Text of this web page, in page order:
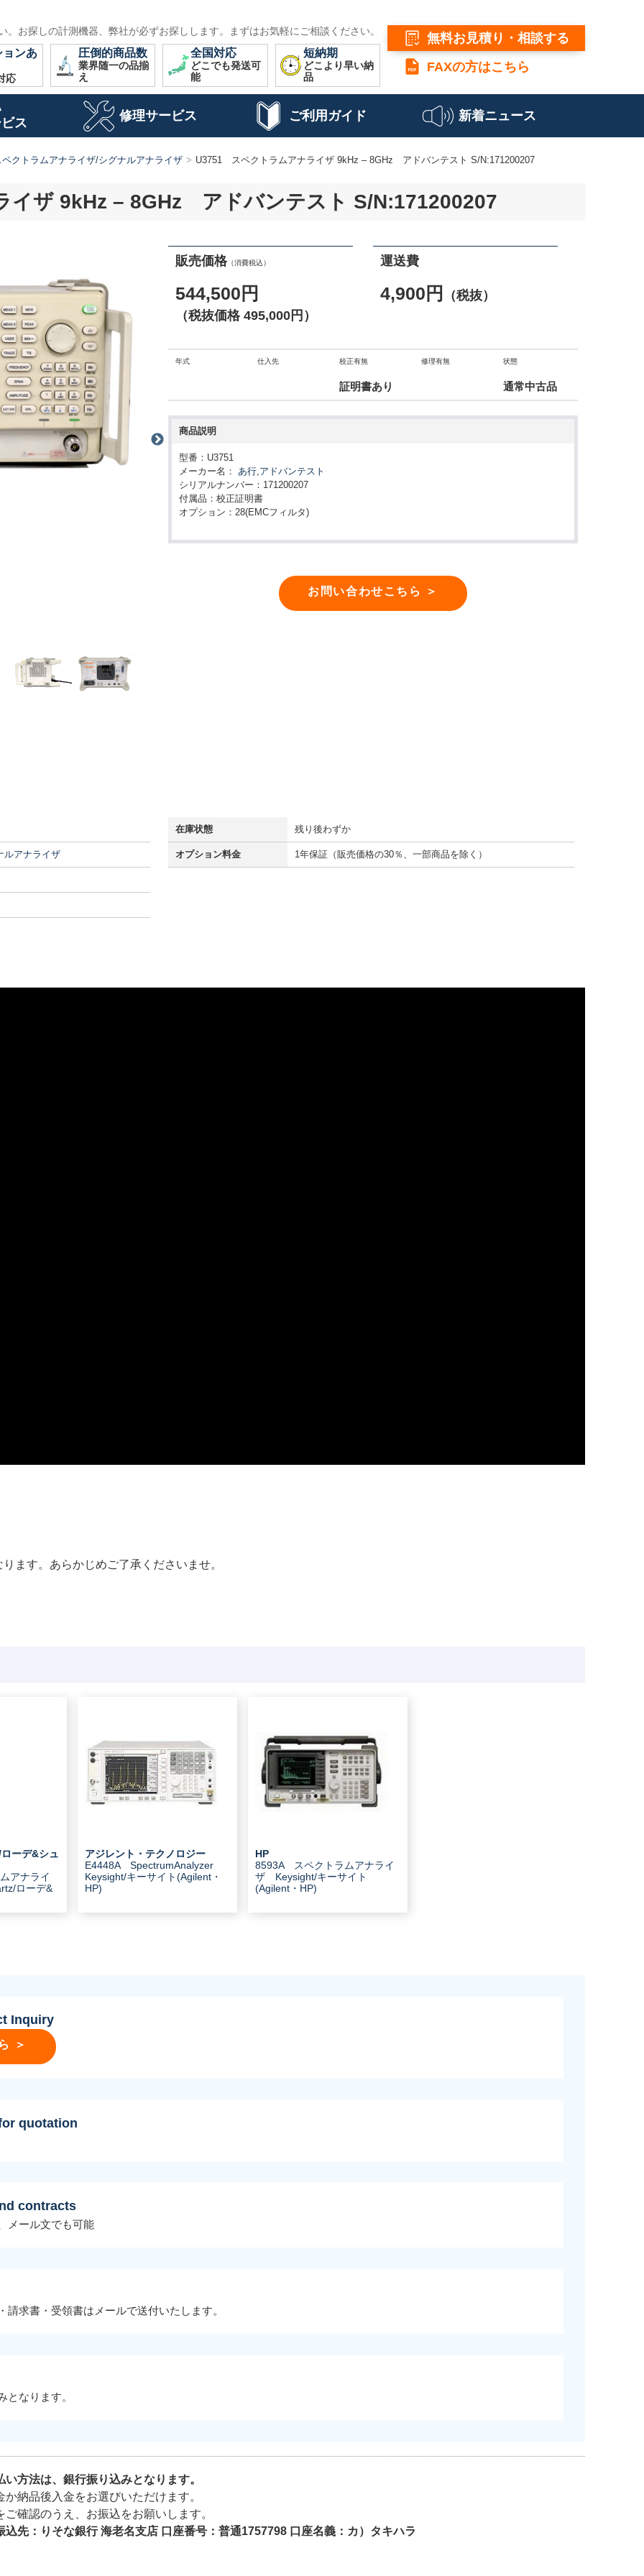
。お探しの計測機器、弊社が必ずお探しします。まずはお気軽にご相談ください。
ョンあ
応
圧倒的商品数
業界随一の品揃
え
全国対応
どこでも発送可
能
短納期
どこより早い納
品
無料お見積り・相談する
FAXの方はこちら
ス
修理サービス ご利用ガイド 新着ニュース
ペクトラムアナライザ/シグナルアナライザ U3751 スペクトラムアナライザ 9kHz – 8GHz アドバンテスト S/N:171200207
ザ 9kHz – 8GHz アドバンテスト S/N:171200207
販売価格（消費税込）
544,500円
（税抜価格 495,000円）
運送費
4,900円 （税抜）
年式 仕入先 校正有無
証明書あり
修理有無 状態
通常中古品
商品説明
型番：U3751
メーカー名： あ行,アドバンテスト
シリアルナンバー：171200207
付属品：校正証明書
オプション：28(EMCフィルタ)
お問い合わせこちら ＞
ルアナライザ
在庫状態 残り後わずか
オプション料金 1年保証（販売価格の30％、一部商品を除く）
ます。あらかじめご了承くださいませ。
ーデ&シュ
アナライ
ローデ&
アジレント・テクノロジー
E4448A SpectrumAnalyzer
Keysight/キーサイト(Agilent・
HP)
HP
8593A スペクトラムアナライ
ザ Keysight/キーサイト
(Agilent・HP)
Inquiry
＞
quotation
contracts
メール文でも可能
請求書・受領書はメールで送付いたします。
となります。
い方法は、銀行振り込みとなります。
か納品後入金をお選びいただけます。
ご確認のうえ、お振込をお願いします。
込先：りそな銀行 海老名支店 口座番号：普通1757798 口座名義：カ）タキハラ